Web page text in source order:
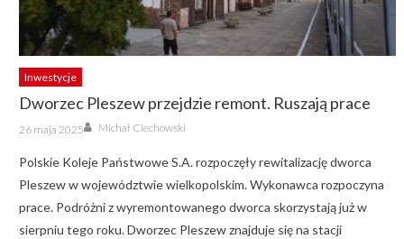
Inwestycje
Dworzec Pleszew przejdzie remont. Ruszają prace
Posted
on
26 maja 2025 Author
Michał Ciechowski
Polskie Koleje Państwowe S.A. rozpoczęły rewitalizację dworca
Pleszew w województwie wielkopolskim. Wykonawca rozpoczyna
prace. Podróżni z wyremontowanego dworca skorzystają już w
sierpniu tego roku. Dworzec Pleszew znajduje się na stacji